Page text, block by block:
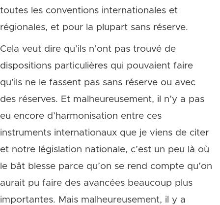
toutes les conventions internationales et
régionales, et pour la plupart sans réserve.
Cela veut dire qu’ils n’ont pas trouvé de
dispositions particulières qui pouvaient faire
qu’ils ne le fassent pas sans réserve ou avec
des réserves. Et malheureusement, il n’y a pas
eu encore d’harmonisation entre ces
instruments internationaux que je viens de citer
et notre législation nationale, c’est un peu là où
le bât blesse parce qu’on se rend compte qu’on
aurait pu faire des avancées beaucoup plus
importantes. Mais malheureusement, il y a